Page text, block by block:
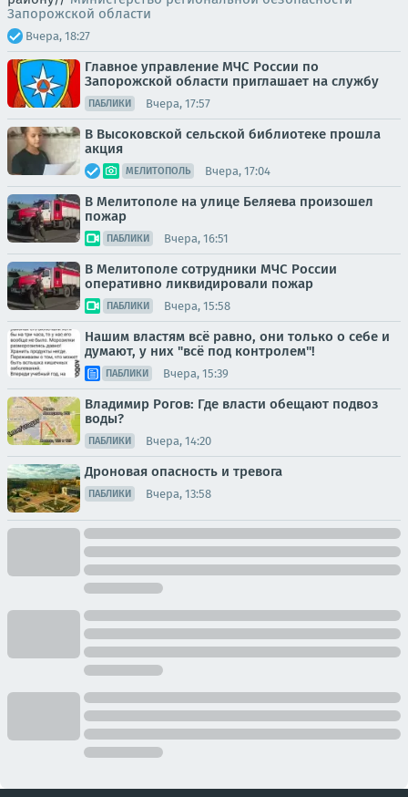
Запорожской области
Вчера, 18:27
Главное управление МЧС России по
Запорожской области приглашает на службу
ПАБЛИКИ Вчера, 17:57
В Высоковской сельской библиотеке прошла
акция
МЕЛИТОПОЛЬ Вчера, 17:04
В Мелитополе на улице Беляева произошел
пожар
ПАБЛИКИ Вчера, 16:51
В Мелитополе сотрудники МЧС России
оперативно ликвидировали пожар
ПАБЛИКИ Вчера, 15:58
Нашим властям всё равно, они только о себе и
думают, у них "всё под контролем"!
ПАБЛИКИ Вчера, 15:39
Владимир Рогов: Где власти обещают подвоз
воды?
ПАБЛИКИ Вчера, 14:20
Дроновая опасность и тревога
ПАБЛИКИ Вчера, 13:58